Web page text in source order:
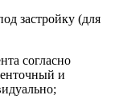
застройку (для
согласно
и